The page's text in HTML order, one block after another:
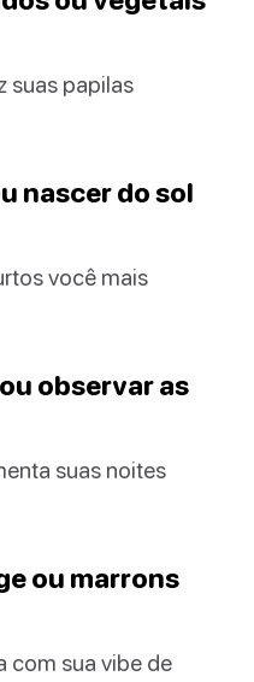
suas papilas
nascer do sol
você mais
observar as
suas noites
ou marrons
com sua vibe de